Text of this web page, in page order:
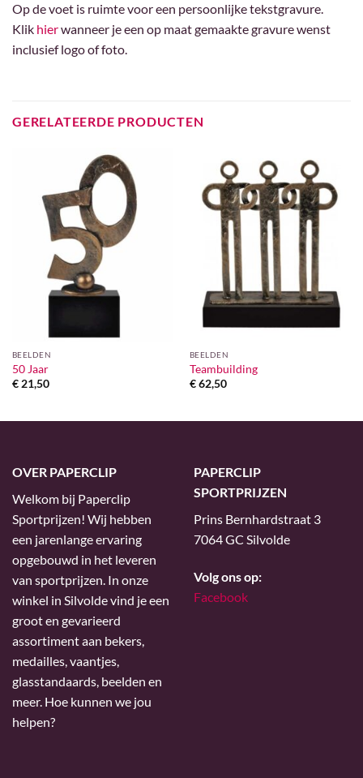
Op de voet is ruimte voor een persoonlijke tekstgravure.
Klik hierwanneer je een op maat gemaakte gravure wenst
inclusief logo of foto.
GERELATEERDE PRODUCTEN
BEELDEN
50 Jaar
€21,50
BEELDEN
Teambuilding
€62,50
OVER PAPERCLIP
Welkom bij Paperclip
Sportprijzen! Wij hebben
een jarenlange ervaring
opgebouwd in het leveren
van sportprijzen. In onze
winkel in Silvolde vind je een
groot en gevarieerd
assortiment aan bekers,
medailles, vaantjes,
glasstandaards, beelden en
meer. Hoe kunnen we jou
helpen?
PAPERCLIP
SPORTPRIJZEN
Prins Bernhardstraat 3
7064 GC Silvolde
Volg ons op:
Facebook